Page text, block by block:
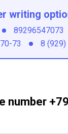
writing
89296547073
73
8
number